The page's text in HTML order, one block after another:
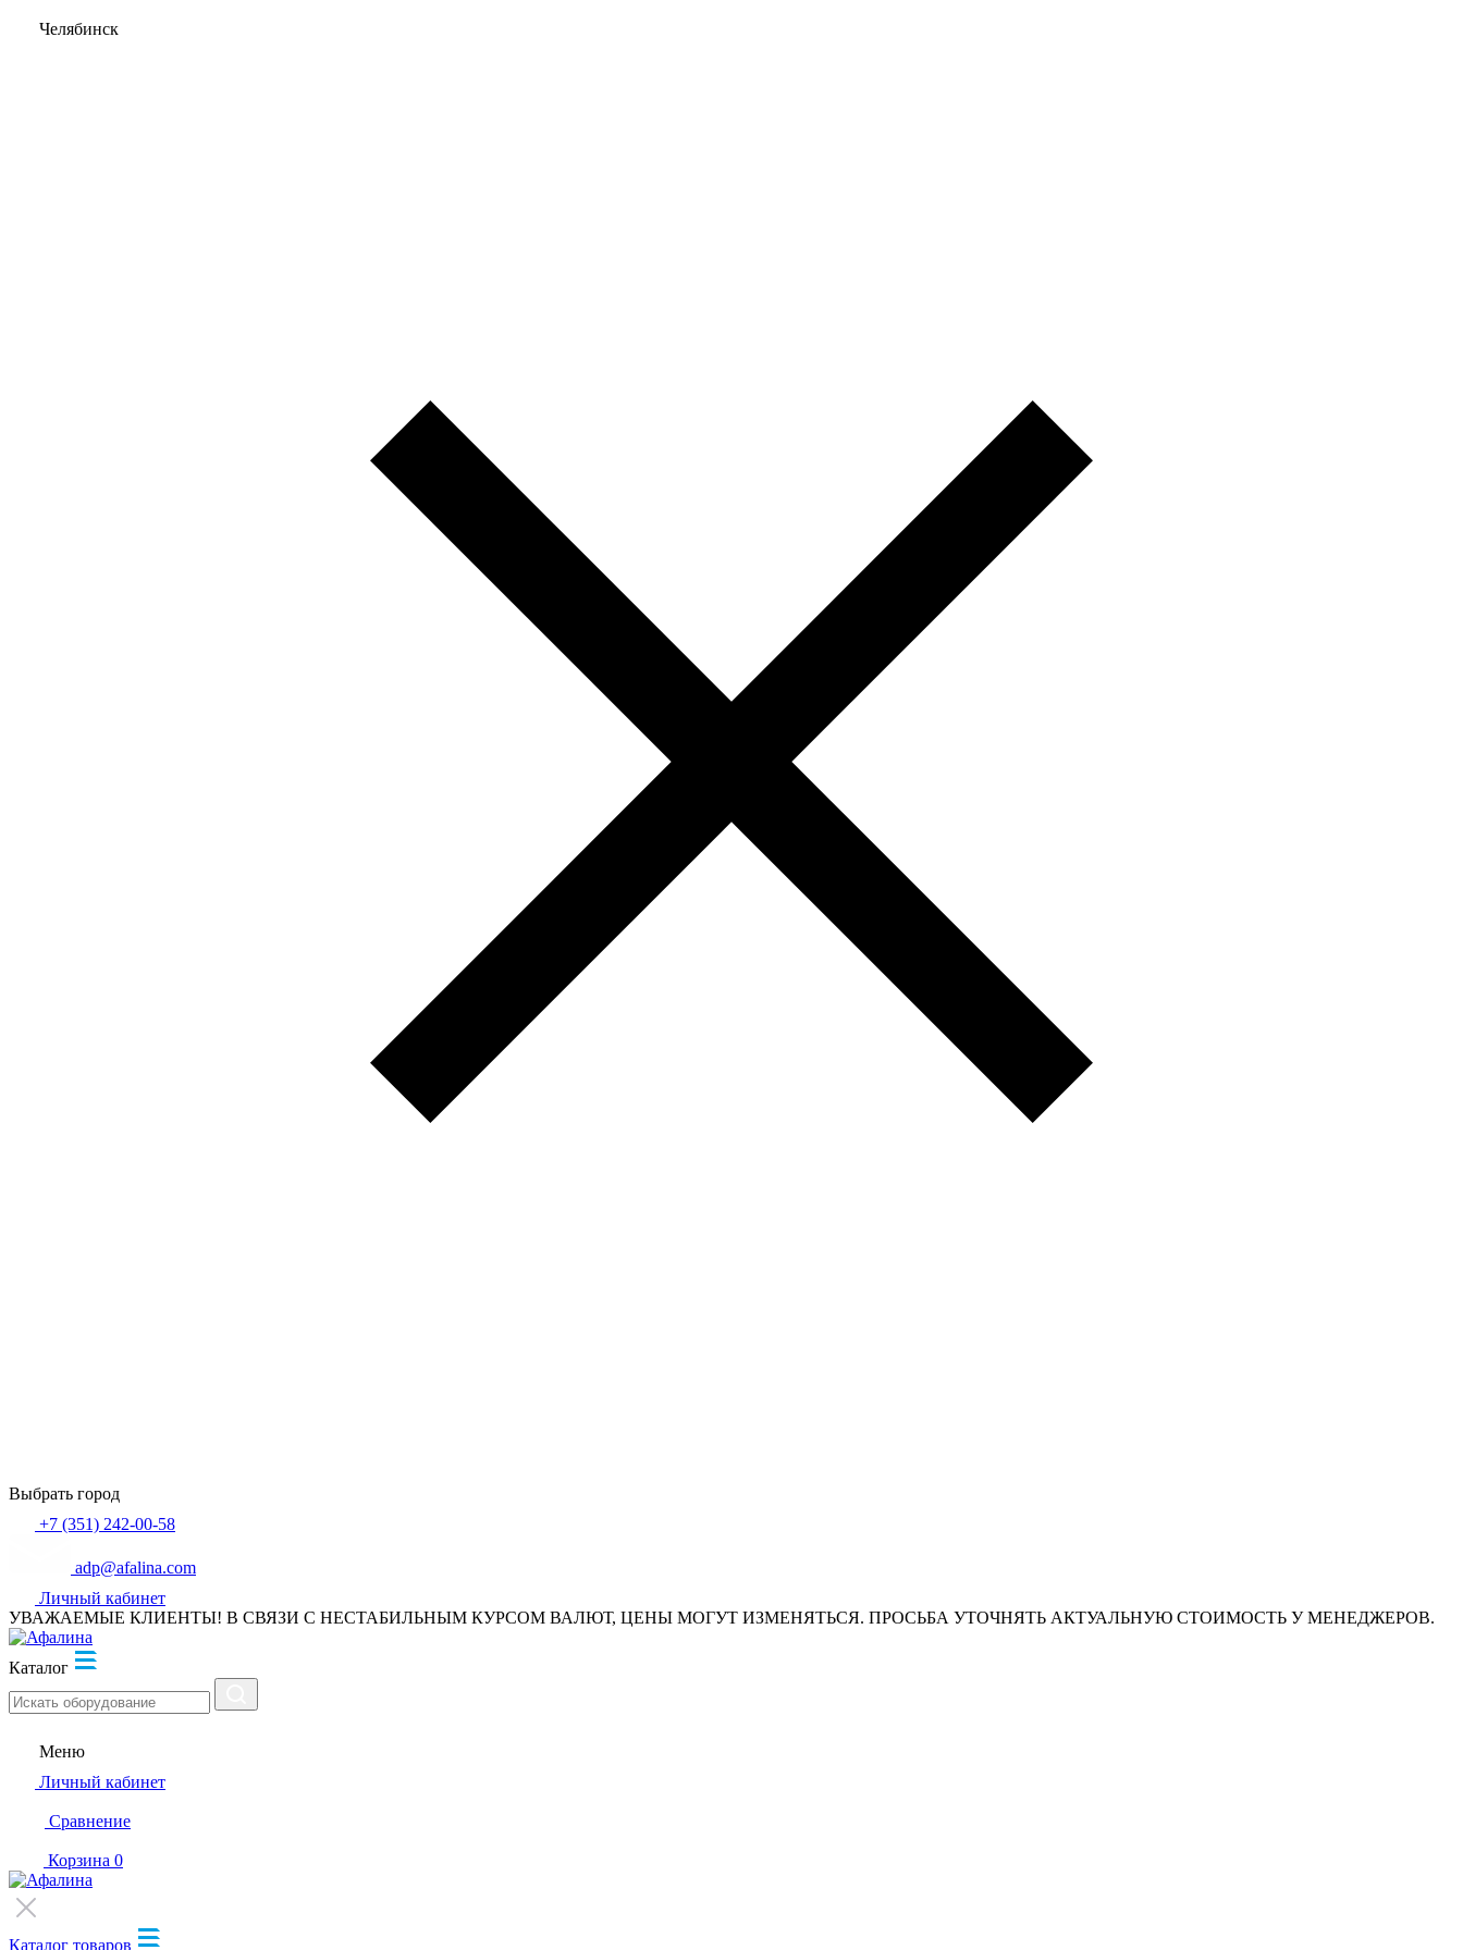
Челябинск
Выбрать город
+7 (351) 242-00-58
adp@afalina.com
Личный кабинет
УВАЖАЕМЫЕ КЛИЕНТЫ! В СВЯЗИ С НЕСТАБИЛЬНЫМ КУРСОМ ВАЛЮТ, ЦЕНЫ МОГУТ ИЗМЕНЯТЬСЯ. ПРОСЬБА УТОЧНЯТЬ АКТУАЛЬНУЮ СТОИМОСТЬ У МЕНЕДЖЕРОВ.
Каталог
Меню
Личный кабинет
Сравнение
Корзина 0
Каталог товаров